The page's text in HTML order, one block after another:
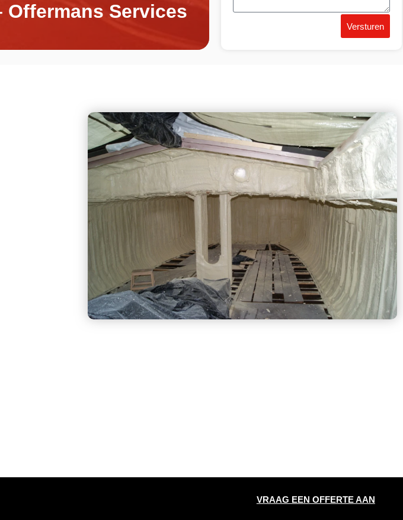
Offermans Services
Versturen
VRAAG EEN OFFERTE AAN